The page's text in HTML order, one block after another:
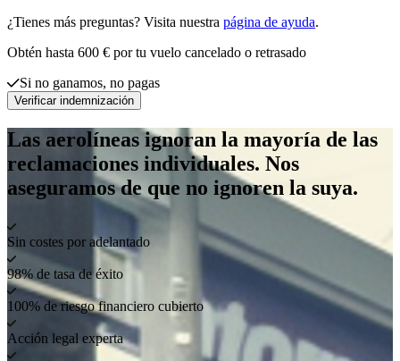
¿Tienes más preguntas? Visita nuestra página de ayuda.
Obtén hasta 600 € por tu vuelo cancelado o retrasado
Si no ganamos, no pagas
Verificar indemnización
Las aerolíneas ignoran la mayoría de las
reclamaciones individuales. Nos
aseguramos de que no ignoren la suya.
Sin costes por adelantado
98% de tasa de éxito
100% de riesgo financiero cubierto
Acción legal experta